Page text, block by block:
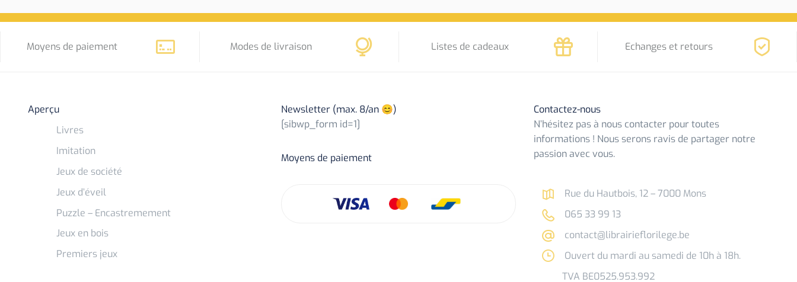
Moyens de paiement Modes de livraison Listes de cadeaux Echanges et retours
Aperçu
Livres
Imitation
Jeux de société
Jeux d’éveil
Puzzle – Encastremement
Jeux en bois
Premiers jeux
Newsletter (max. 8/an 😊)
[sibwp_form id=1]
Moyens de paiement
Contactez-nous
N’hésitez pas à nous contacter pour toutes
informations ! Nous serons ravis de partager notre
passion avec vous.
Rue du Hautbois, 12 – 7000 Mons
065 33 99 13
contact@librairieflorilege.be
Ouvert du mardi au samedi de 10h à 18h.
TVA BE0525.953.992